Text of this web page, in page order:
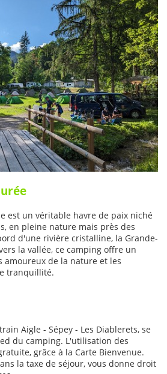
est un véritable havre de paix niché
en pleine nature mais près des
d'une rivière cristalline, la Grande-
la vallée, ce camping offre un
de la nature et les
tranquillité.
Aigle - Sépey - Les Diablerets, se
du camping. L'utilisation des
grâce à la Carte Bienvenue.
la taxe de séjour, vous donne droit